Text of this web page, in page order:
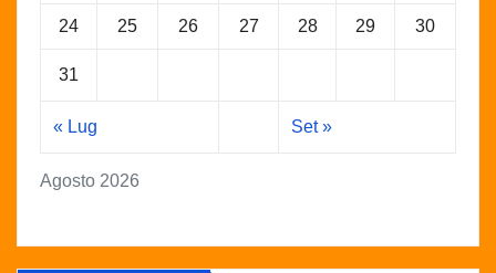
Agosto 2026
24 25 26 27 28 29 30
31
« Lug Set »